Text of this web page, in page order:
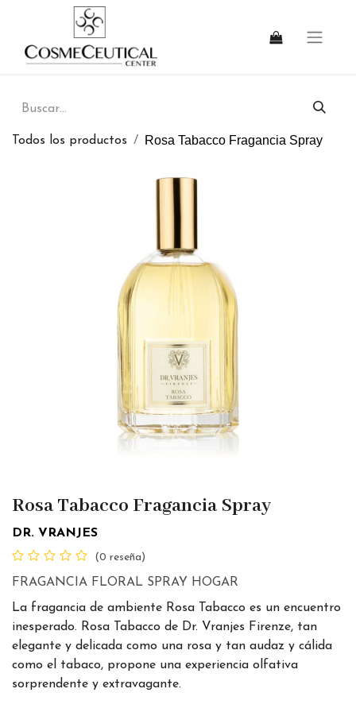
Todos los productos Rosa Tabacco Fragancia Spray
Rosa Tabacco Fragancia Spray
DR. VRANJES
(0 reseña)
FRAGANCIA FLORAL SPRAY HOGAR
La fragancia de ambiente Rosa Tabacco es un encuentro
inesperado. Rosa Tabacco de Dr. Vranjes Firenze, tan
elegante y delicada como una rosa y tan audaz y cálida
como el tabaco, propone una experiencia olfativa
sorprendente y extravagante.